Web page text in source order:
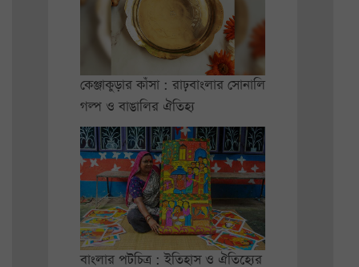
কেঞ্জাকুড়ার কাঁসা : রাঢ়বাংলার সোনালি
গল্প ও বাঙালির ঐতিহ্য
বাংলার পটচিত্র : ইতিহাস ও ঐতিহ্যের